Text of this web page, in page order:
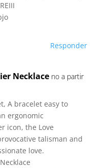
Responder
Necklace no a partir
A bracelet easy to
ergonomic
icon, the Love
talisman and
love.